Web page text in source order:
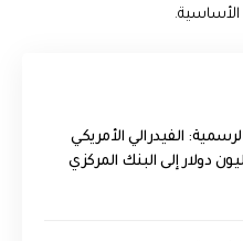
الأساسية.
الرسمية: الفيدرالي الأمريكي
500 مليون دولار إلى البنك المركزي